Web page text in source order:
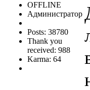
OFFLINE
Администратор
Posts: 38780
Thank you
received: 988
Karma: 64